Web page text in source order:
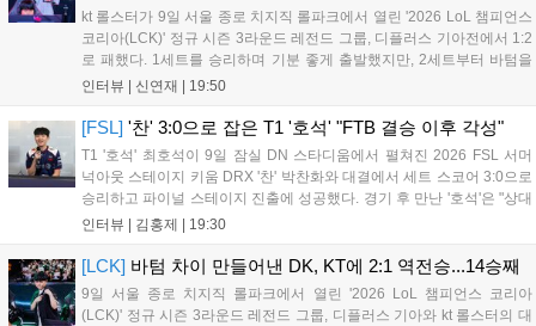
kt 롤스터가 9일 서울 종로 치지직 롤파크에서 열린 '2026 LoL 챔피언스
코리아(LCK)' 정규 시즌 3라운드 레전드 그룹, 디플러스 기아전에서 1:2
로 패했다. 1세트를 승리하며 기분 좋게 출발했지만, 2세트부터 바텀을
중심으로 게임을 풀어간 디플러스 기아의 승리 플랜을 막아내지 못했다.
인터뷰 | 신연재 | 19:50
[FSL] '찬' 3:0으로 잡은 T1 '호석' "FTB 결승 이후 각성"
T1 '호석' 최호석이 9일 잠실 DN 스타디움에서 펼쳐진 2026 FSL 서머
넉아웃 스테이지 키움 DRX '찬' 박찬화와 대결에서 세트 스코어 3:0으로
승리하고 파이널 스테이지 진출에 성공했다. 경기 후 만난 '호석'은 "상대
가 강하지만, 내가 할 것만 잘하면 충분히 승산이 있을 것 같았다"고 말하
인터뷰 | 김홍제 | 19:30
[LCK] 바텀 차이 만들어낸 DK, KT에 2:1 역전승...14승째
9일 서울 종로 치지직 롤파크에서 열린 '2026 LoL 챔피언스 코리아
(LCK)' 정규 시즌 3라운드 레전드 그룹, 디플러스 기아와 kt 롤스터의 대